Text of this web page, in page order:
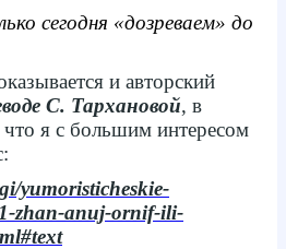
сегодня «дозреваем» до
и авторский
С. Тархановой, в
я с большим интересом
yumoristicheskie-
zhan-anuj-ornif-ili-